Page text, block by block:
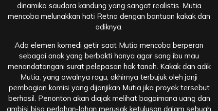
dinamika saudara kandung yang sangat realistis. Mutia
mencoba melunakkan hati Retno dengan bantuan kakak dan
adiknya.
Ada elemen komedi getir saat Mutia mencoba berperan
sebagai anak yang berbakti hanya agar sang ibu mau
menandatangani surat pelepasan hak tanah. Kakak dan adik
Mutia, yang awalnya ragu, akhirnya terbujuk oleh janji
pembagian komisi yang dijanjikan Mutia jika proyek tersebut
berhasil. Penonton akan diajak melihat bagaimana uang dan
ambisi bisa perlahan-lahan merusak ketulusan dalam sebuah